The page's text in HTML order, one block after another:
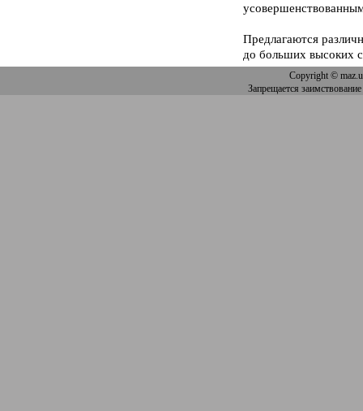
Предлагаются
до больших высоких
Copyright©
Запрещается